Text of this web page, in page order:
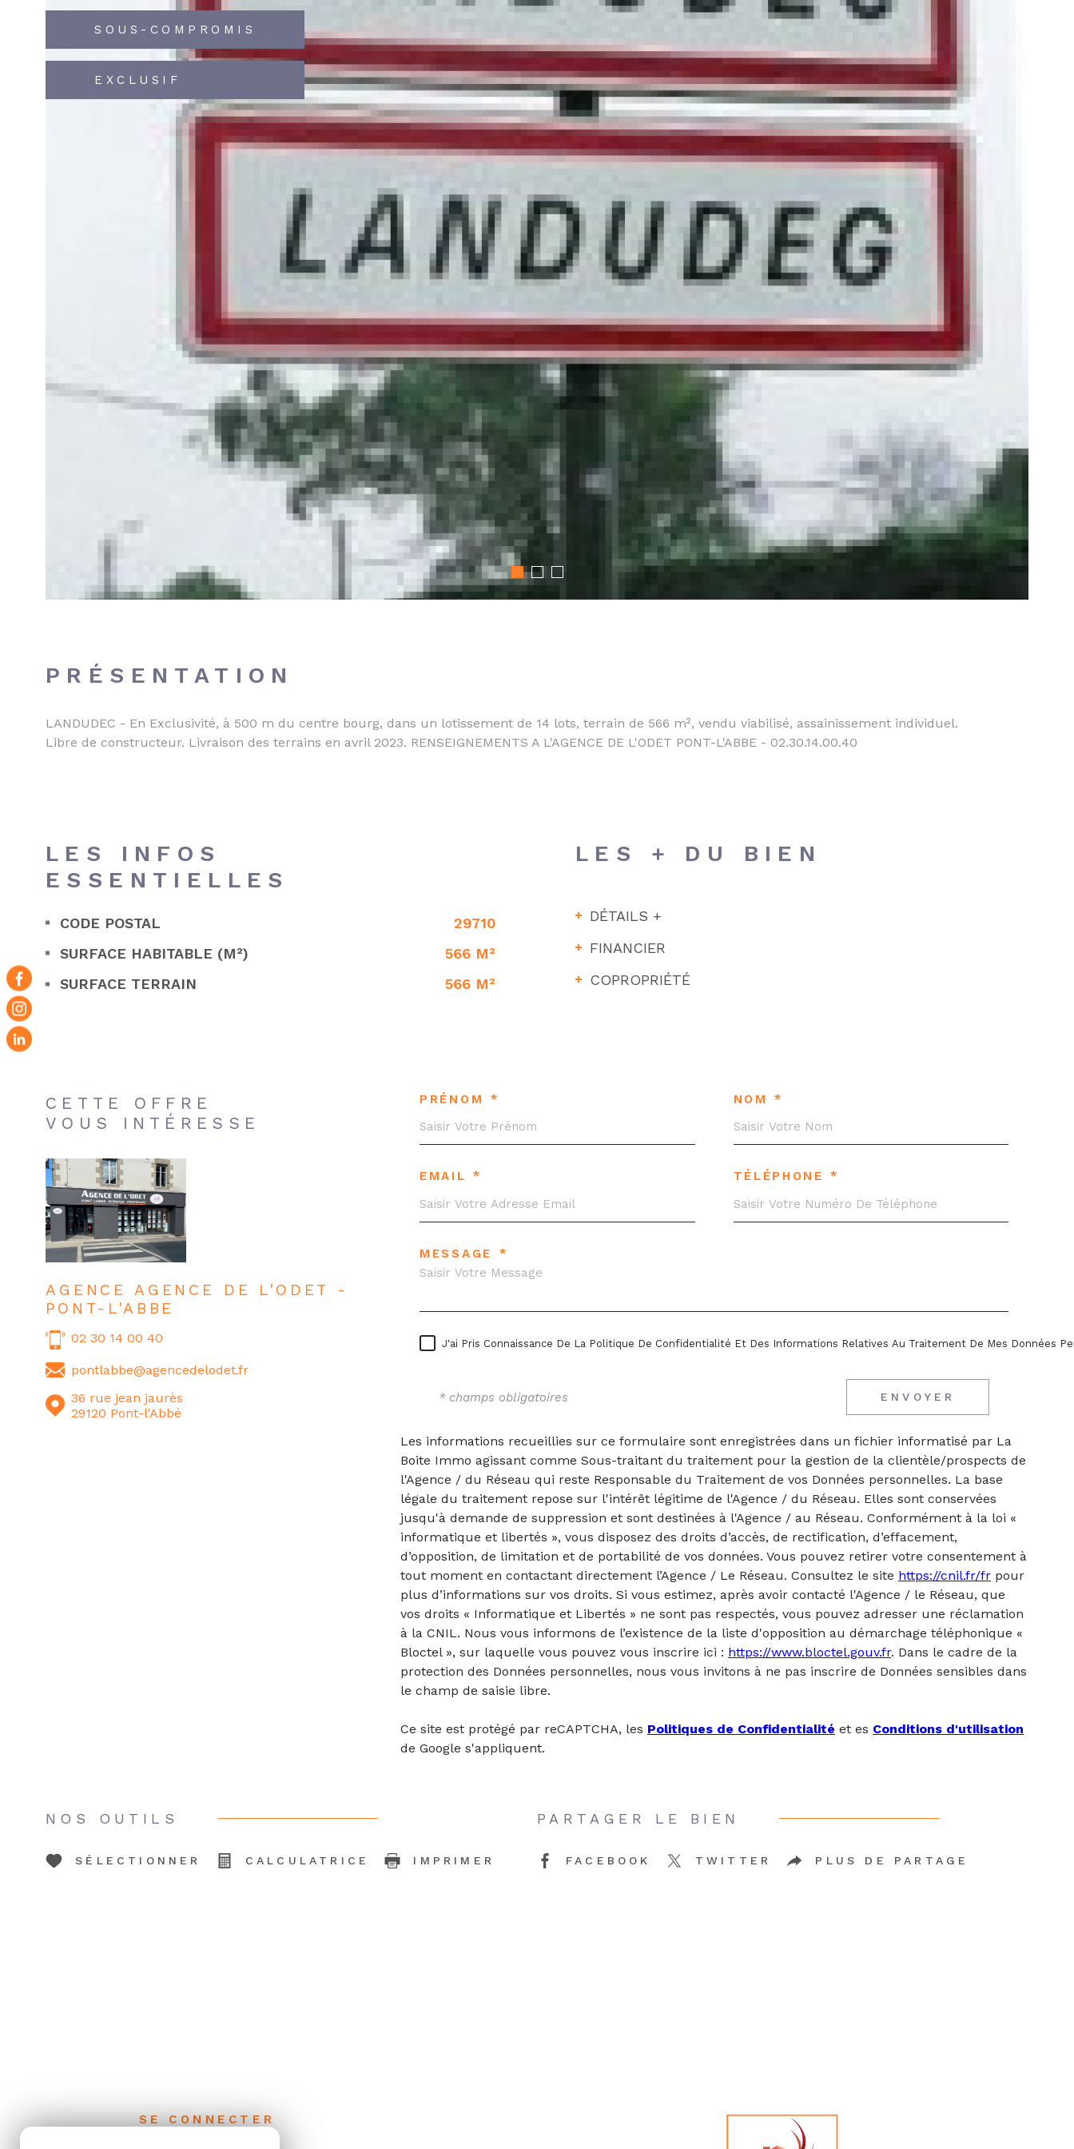
SOUS-COMPROMIS
EXCLUSIF
PRÉSENTATION
LANDUDEC - En Exclusivité, à 500 m du centre bourg, dans un lotissement de 14 lots, terrain de 566 m², vendu viabilisé, assainissement individuel.
Libre de constructeur. Livraison des terrains en avril 2023. RENSEIGNEMENTS A L'AGENCE DE L'ODET PONT-L'ABBE - 02.30.14.00.40
LES INFOS
ESSENTIELLES
Caractérisque Valeurs
CODE POSTAL
29710
SURFACE HABITABLE (M²)
566 M²
SURFACE TERRAIN
566 M²
LES + DU BIEN
DÉTAILS +
FINANCIER
COPROPRIÉTÉ
CETTE OFFRE
VOUS INTÉRESSE
AGENCE AGENCE DE L'ODET -
PONT-L'ABBE
02 30 14 00 40
pontlabbe@agencedelodet.fr
36 rue jean jaurès
29120 Pont-l'Abbé
PRÉNOM * NOM *
EMAIL * TÉLÉPHONE *
MESSAGE *
J'ai Pris Connaissance De La Politique De Confidentialité Et Des Informations Relatives Au Traitement De Mes Données
* champs obligatoires ENVOYER
Les informations recueillies sur ce formulaire sont enregistrées dans un fichier informatisé par La
Boite Immo agissant comme Sous-traitant du traitement pour la gestion de la clientèle/prospects de
l'Agence / du Réseau qui reste Responsable du Traitement de vos Données personnelles. La base
légale du traitement repose sur l'intérêt légitime de l'Agence / du Réseau. Elles sont conservées
jusqu'à demande de suppression et sont destinées à l'Agence / au Réseau. Conformément à la loi «
informatique et libertés », vous disposez des droits d’accès, de rectification, d’effacement,
d’opposition, de limitation et de portabilité de vos données. Vous pouvez retirer votre consentement à
tout moment en contactant directement l’Agence / Le Réseau. Consultez le site https://cnil.fr/fr pour
plus d’informations sur vos droits. Si vous estimez, après avoir contacté l'Agence / le Réseau, que
vos droits « Informatique et Libertés » ne sont pas respectés, vous pouvez adresser une réclamation
à la CNIL. Nous vous informons de l’existence de la liste d'opposition au démarchage téléphonique «
Bloctel », sur laquelle vous pouvez vous inscrire ici : https://www.bloctel.gouv.fr. Dans le cadre de la
protection des Données personnelles, nous vous invitons à ne pas inscrire de Données sensibles dans
le champ de saisie libre.
Ce site est protégé par reCAPTCHA, les Politiques de Confidentialité et es Conditions d'utilisation
de Google s'appliquent.
NOS OUTILS
SÉLECTIONNER CALCULATRICE IMPRIMER
PARTAGER LE BIEN
FACEBOOK TWITTER PLUS DE PARTAGE
SE CONNECTER